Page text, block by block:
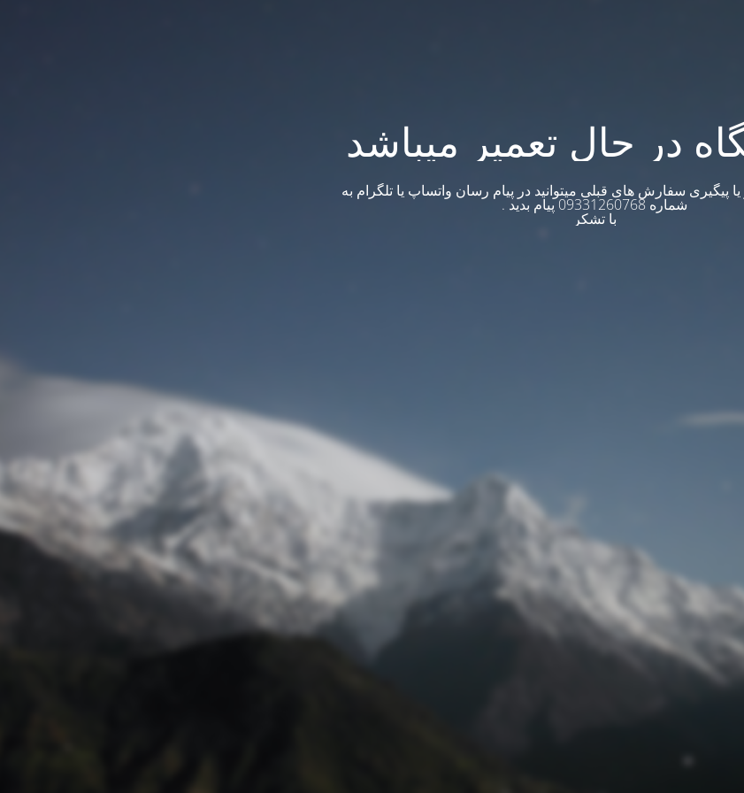
در حال تعمیر میباشد
سفارش های قبلی میتوانید در پیام رسان واتساپ یا تلگرام به
شماره 09331260768 پیام بدید .
با تشکر